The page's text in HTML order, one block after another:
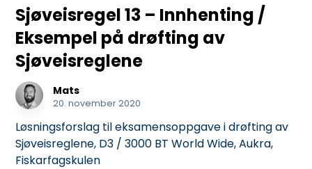
Sjøveisregel 13 – Innhenting /
Eksempel på drøfting av
Sjøveisreglene
Mats
20. november 2020
Løsningsforslag til eksamensoppgave i drøfting av
Sjøveisreglene, D3 / 3000 BT World Wide, Aukra,
Fiskarfagskulen